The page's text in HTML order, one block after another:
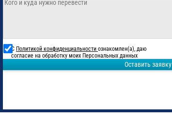
С Политикой конфиденциальности ознакомлен(а), даю
согласие на обработку моих Персональных данных
Оставить заявку